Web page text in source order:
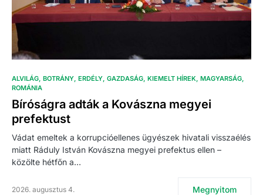
ALVILÁG BOTRÁNY ERDÉLY GAZDASÁG KIEMELT HÍREK MAGYARSÁG
ROMÁNIA
Bíróságra adták a Kovászna megyei
prefektust
Vádat emeltek a korrupcióellenes ügyészek hivatali visszaélés
miatt Ráduly István Kovászna megyei prefektus ellen –
közölte hétfőn a…
2026. augusztus 4. Megnyitom